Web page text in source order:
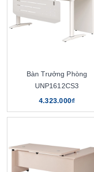
Bàn Trưởng Phòng
UNP1612CS3
4.323.000₫